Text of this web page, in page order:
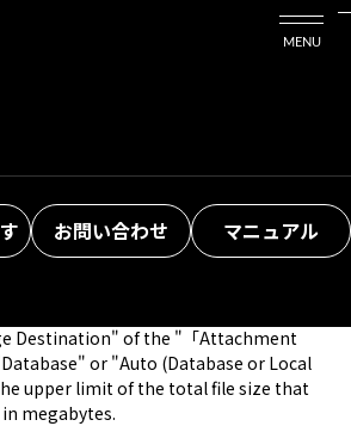
お問い合わせ マニュアル
MENU
Editor: Item Detail
Capacity Limit (MB)
Destination" of the "「Attachment
or "Auto (Database or Local
upper limit of the total file size that
megabytes.